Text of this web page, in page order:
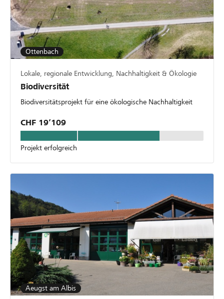
Ottenbach
Lokale, regionale Entwicklung, Nachhaltigkeit & Ökologie
Biodiversität
Biodiversitätsprojekt für eine ökologische Nachhaltigkeit
CHF 19’109
Projekt erfolgreich
Aeugst am Albis